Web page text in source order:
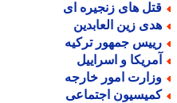
های زنجیره ای
زین العابدین
جمهور ترکیه
و اسراییل
امور خارجه
اجتماعی